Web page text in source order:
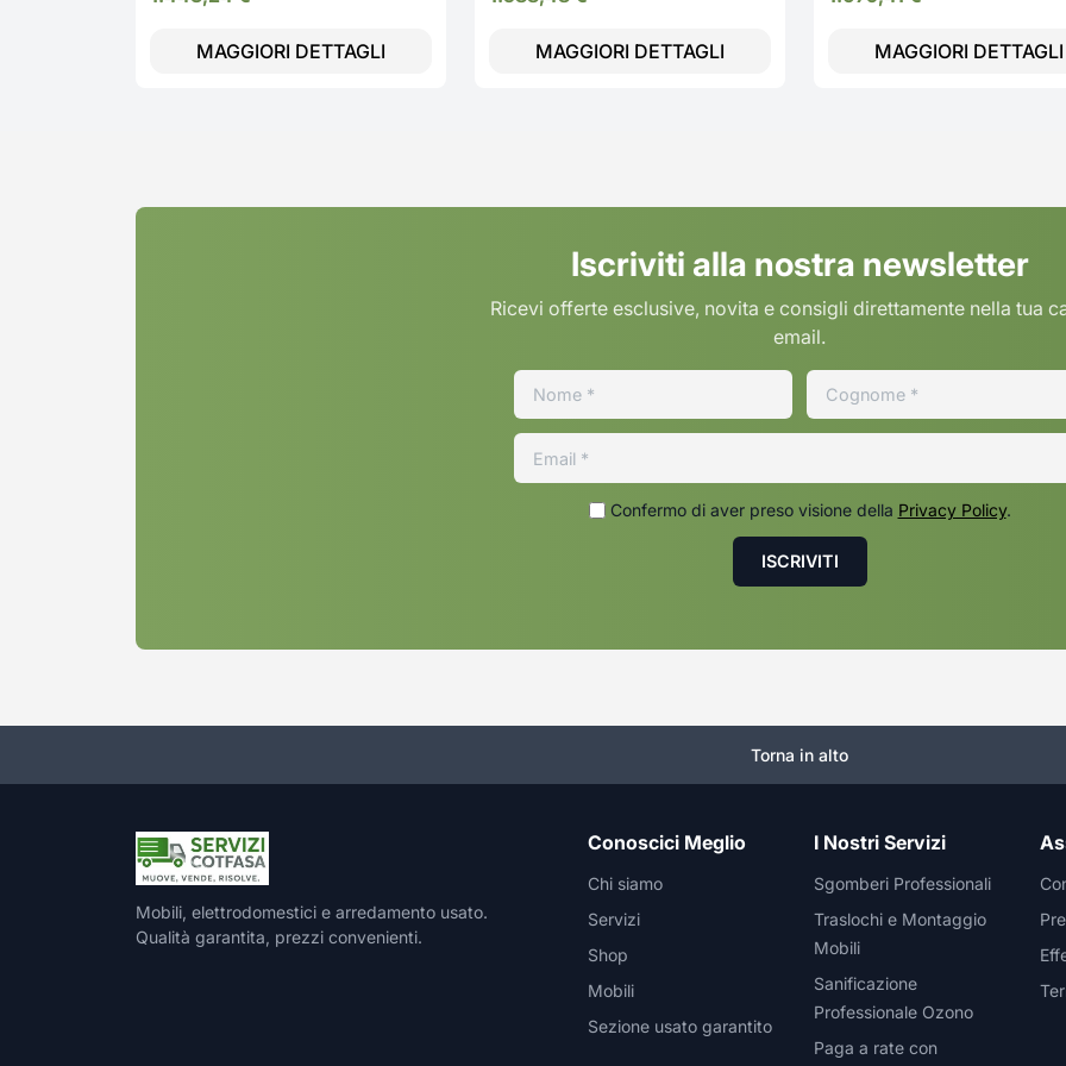
MAGGIORI DETTAGLI MAGGIORI DETTAGLI MAGGIORI DETTAGLI
Iscriviti alla nostra newsletter
Ricevi offerte esclusive, novita e consigli direttamente nella tua
email.
Confermo di aver preso visione della Privacy Policy.
Torna in alto
Mobili, elettrodomestici e arredamento usato.
Qualità garantita, prezzi convenienti.
Conoscici Meglio
Chi siamo
Servizi
Shop
Mobili
Sezione usato garantito
I Nostri Servizi
Sgomberi Professionali
Traslochi e Montaggio
Mobili
Sanificazione
Professionale Ozono
Paga a rate con